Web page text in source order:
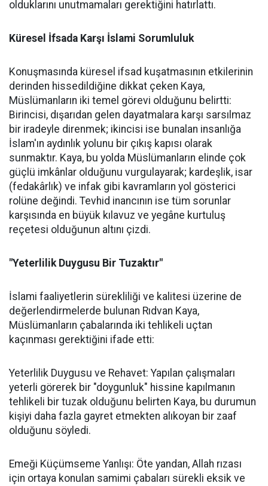
olduklarını unutmamaları gerektiğini hatırlattı.
Küresel İfsada Karşı İslami Sorumluluk
Konuşmasında küresel ifsad kuşatmasının etkilerinin
derinden hissedildiğine dikkat çeken Kaya,
Müslümanların iki temel görevi olduğunu belirtti:
Birincisi, dışarıdan gelen dayatmalara karşı sarsılmaz
bir iradeyle direnmek; ikincisi ise bunalan insanlığa
İslam'ın aydınlık yolunu bir çıkış kapısı olarak
sunmaktır. Kaya, bu yolda Müslümanların elinde çok
güçlü imkânlar olduğunu vurgulayarak; kardeşlik, isar
(fedakârlık) ve infak gibi kavramların yol gösterici
rolüne değindi. Tevhid inancının ise tüm sorunlar
karşısında en büyük kılavuz ve yegâne kurtuluş
reçetesi olduğunun altını çizdi.
"Yeterlilik Duygusu Bir Tuzaktır"
İslami faaliyetlerin sürekliliği ve kalitesi üzerine de
değerlendirmelerde bulunan Rıdvan Kaya,
Müslümanların çabalarında iki tehlikeli uçtan
kaçınması gerektiğini ifade etti:
Yeterlilik Duygusu ve Rehavet: Yapılan çalışmaları
yeterli görerek bir "doygunluk" hissine kapılmanın
tehlikeli bir tuzak olduğunu belirten Kaya, bu durumun
kişiyi daha fazla gayret etmekten alıkoyan bir zaaf
olduğunu söyledi.
Emeği Küçümseme Yanlışı: Öte yandan, Allah rızası
için ortaya konulan samimi çabaları sürekli eksik ve